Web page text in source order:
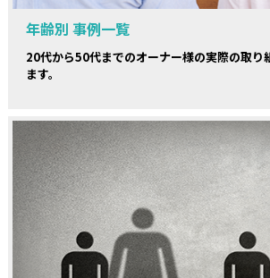
年齢別 事例一覧
20代から50代までのオーナー様の実際の取り
ます。